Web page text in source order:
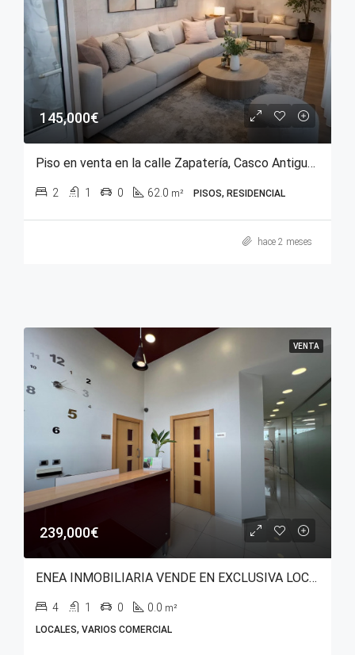
145,000€
Piso en venta en la calle Zapatería, Casco Antiguo de Vitoria-Gasteiz
2 1 0 62.0 m² PISOS, RESIDENCIAL
hace 2 meses
VENTA
239,000€
ENEA INMOBILIARIA VENDE EN EXCLUSIVA LOCAL COMERCIAL CON USO DE EQUIPAMIENTO SANITARIO EN AVENIDA ZABALGANA.
4 1 0 0.0 m²
LOCALES, VARIOS COMERCIAL